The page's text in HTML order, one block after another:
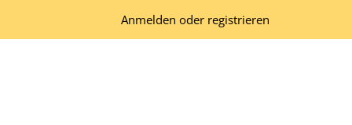
Anmelden oder registrieren